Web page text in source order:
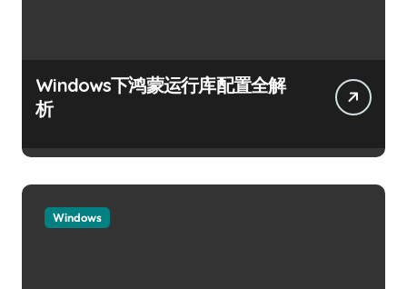
Windows下鸿蒙运行库配置全解
析
Windows